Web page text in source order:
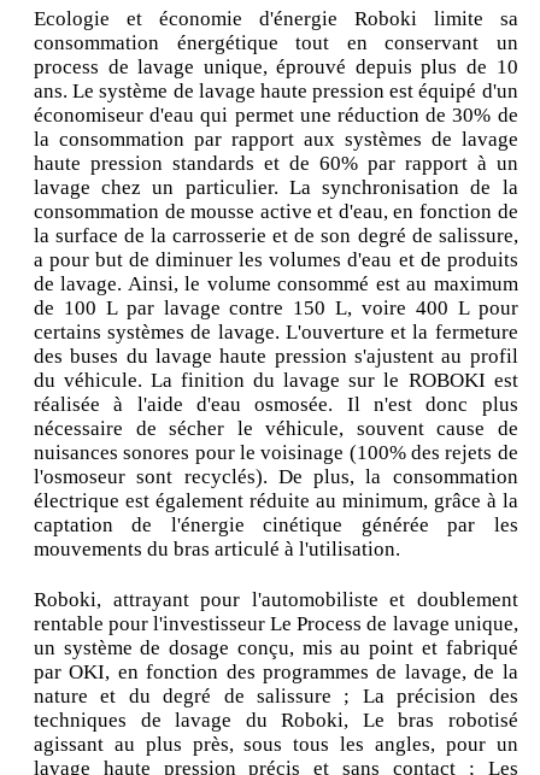
Ecologie et économie d'énergie Roboki limite sa
consommation énergétique tout en conservant un
process de lavage unique, éprouvé depuis plus de 10
ans. Le système de lavage haute pression est équipé d'un
économiseur d'eau qui permet une réduction de 30% de
la consommation par rapport aux systèmes de lavage
haute pression standards et de 60% par rapport à un
lavage chez un particulier. La synchronisation de la
consommation de mousse active et d'eau, en fonction de
la surface de la carrosserie et de son degré de salissure,
a pour but de diminuer les volumes d'eau et de produits
de lavage. Ainsi, le volume consommé est au maximum
de 100 L par lavage contre 150 L, voire 400 L pour
certains systèmes de lavage. L'ouverture et la fermeture
des buses du lavage haute pression s'ajustent au profil
du véhicule. La finition du lavage sur le ROBOKI est
réalisée à l'aide d'eau osmosée. Il n'est donc plus
nécessaire de sécher le véhicule, souvent cause de
nuisances sonores pour le voisinage (100% des rejets de
l'osmoseur sont recyclés). De plus, la consommation
électrique est également réduite au minimum, grâce à la
captation de l'énergie cinétique générée par les
mouvements du bras articulé à l'utilisation.
Roboki, attrayant pour l'automobiliste et doublement
rentable pour l'investisseur Le Process de lavage unique,
un système de dosage conçu, mis au point et fabriqué
par OKI, en fonction des programmes de lavage, de la
nature et du degré de salissure ; La précision des
techniques de lavage du Roboki, Le bras robotisé
agissant au plus près, sous tous les angles, pour un
lavage haute pression précis et sans contact ; Les